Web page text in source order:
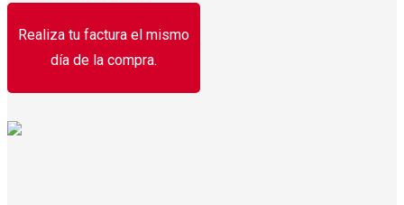
Realiza tu factura el mismo
día de la compra.